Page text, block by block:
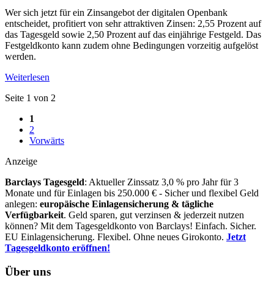
Wer sich jetzt für ein Zinsangebot der digitalen Openbank
entscheidet, profitiert von sehr attraktiven Zinsen: 2,55 Prozent auf
das Tagesgeld sowie 2,50 Prozent auf das einjährige Festgeld. Das
Festgeldkonto kann zudem ohne Bedingungen vorzeitig aufgelöst
werden.
Weiterlesen
Seite 1 von 2
1
2
Vorwärts
Anzeige
Barclays Tagesgeld: Aktueller Zinssatz 3,0 % pro Jahr für 3
Monate und für Einlagen bis 250.000 € - Sicher und flexibel Geld
anlegen: europäische Einlagensicherung & tägliche
Verfügbarkeit. Geld sparen, gut verzinsen & jederzeit nutzen
können? Mit dem Tagesgeldkonto von Barclays! Einfach. Sicher.
EU Einlagensicherung. Flexibel. Ohne neues Girokonto. Jetzt
Tagesgeldkonto eröffnen!
Über uns